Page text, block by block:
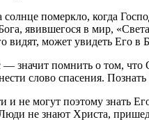
солнце померкло, когда
явившегося в мир,
может увидеть Его в
значит помнить о том,
слово спасения.
и не могут поэтому знать
не знают Христа,